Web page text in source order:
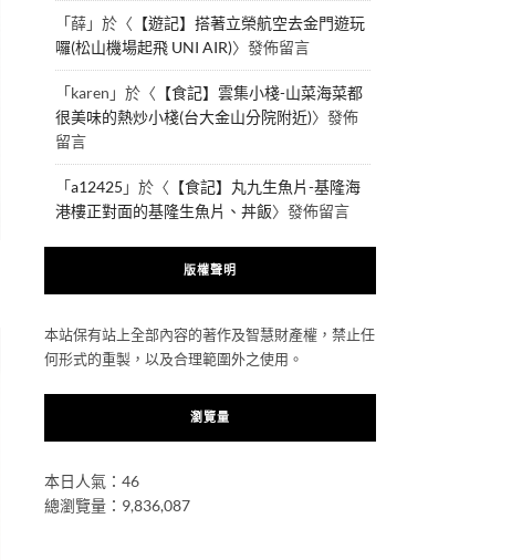
「薛」於〈 【遊記】搭著立榮航空去金門遊玩
囉(松山機場起飛 UNI AIR)〉發佈留言
「karen 」於〈 【食記】雲集小棧-山菜海菜都
很美味的熱炒小棧(台大金山分院附近)〉發佈
留言
「a12425 」於〈 【食記】丸九生魚片-基隆海
港樓正對面的基隆生魚片、丼飯〉發佈留言
版權聲明
本站保有站上全部內容的著作及智慧財產權，禁止任
何形式的重製，以及合理範圍外之使用。
瀏覽量
本日人氣：46
總瀏覽量：9,836,087